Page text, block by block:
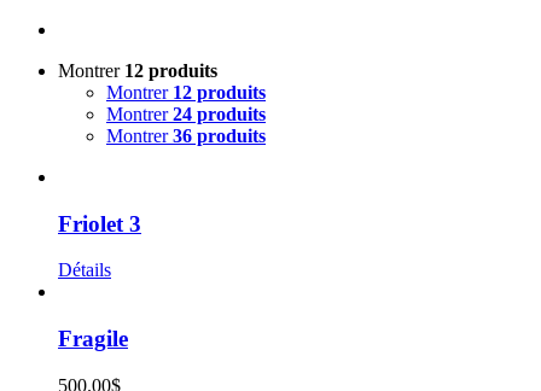
Montrer 12 produits
Montrer 12 produits
Montrer24 produits
Montrer36 produits
Friolet 3
Détails
Fragile
500.00$